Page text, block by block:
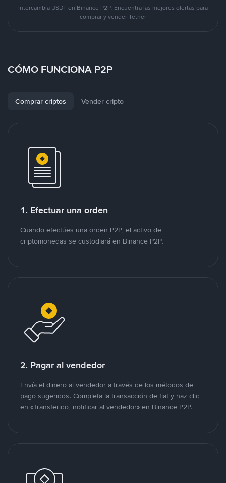
Intercambia USDT en Binance P2P. Encuentra las mejores ofertas para
comprar y vender Tether
CÓMO FUNCIONA P2P
Comprar criptos Vender cripto
1. Efectuar una orden
Cuando efectúes una orden P2P, el activo de
criptomonedas se custodiará en Binance P2P.
2. Pagar al vendedor
Envía el dinero al vendedor a través de los métodos de
pago sugeridos. Completa la transacción de fiat y haz clic
en «Transferido, notificar al vendedor» en Binance P2P.